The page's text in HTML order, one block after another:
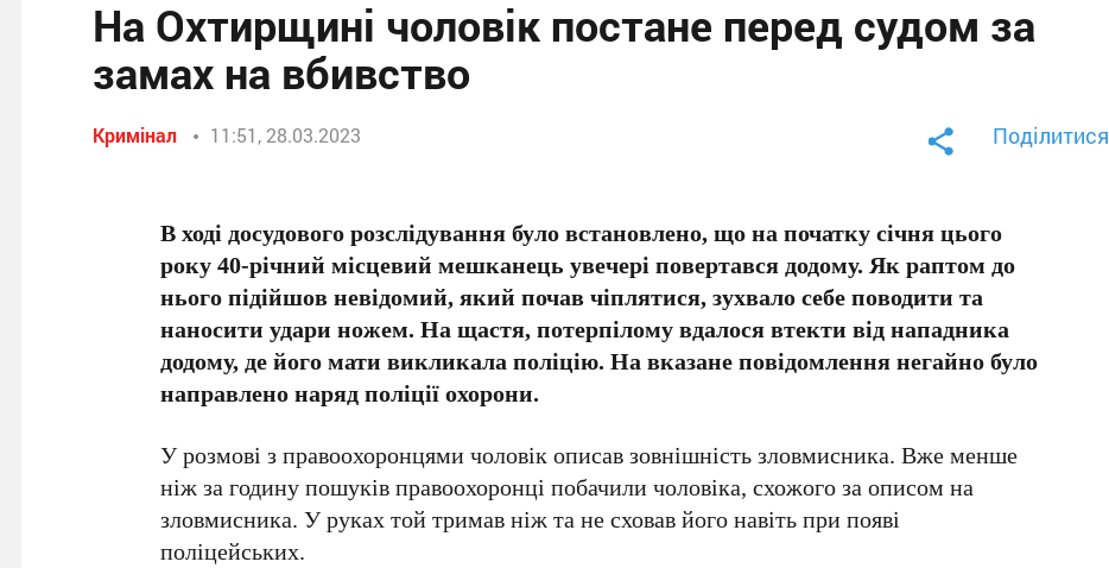
На Охтирщині чоловік постане перед судом за
замах на вбивство
Кримінал 11:51, 28.03.2023 Поділитися
В ході досудового розслідування було встановлено, що на початку січня цього
року 40-річний місцевий мешканець увечері повертався додому. Як раптом до
нього підійшов невідомий, який почав чіплятися, зухвало себе поводити та
наносити удари ножем. На щастя, потерпілому вдалося втекти від нападника
додому, де його мати викликала поліцію. На вказане повідомлення негайно було
направлено наряд поліції охорони.
У розмові з правоохоронцями чоловік описав зовнішність зловмисника. Вже менше
ніж за годину пошуків правоохоронці побачили чоловіка, схожого за описом на
зловмисника. У руках той тримав ніж та не сховав його навіть при появі
поліцейських.